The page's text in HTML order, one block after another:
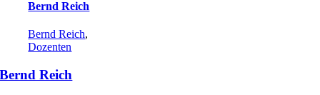
Bernd Reich
Bernd Reich,
Dozenten
Bernd Reich